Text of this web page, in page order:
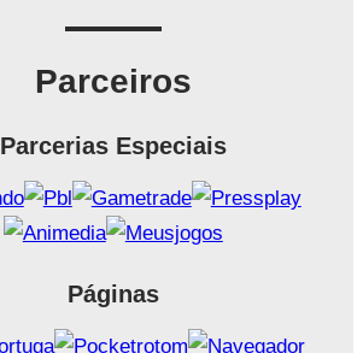
Parceiros
Parcerias Especiais
Páginas